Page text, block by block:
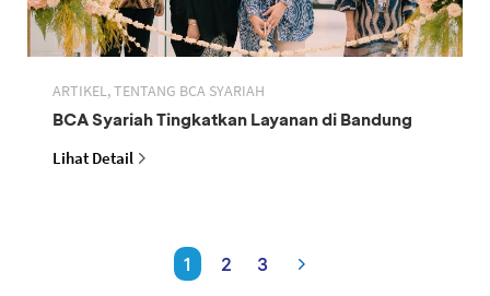
ARTIKEL, TENTANG BCA SYARIAH
BCA Syariah Tingkatkan Layanan di Bandung
Lihat Detail
1 2 3